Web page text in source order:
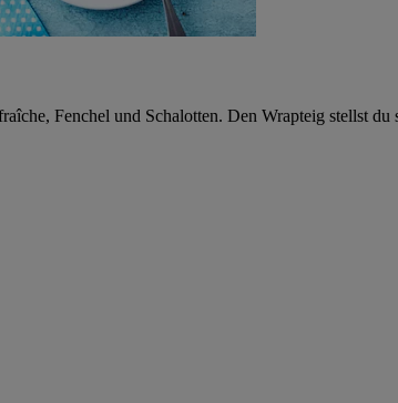
Fenchel und Schalotten. Den Wrapteig stellst du